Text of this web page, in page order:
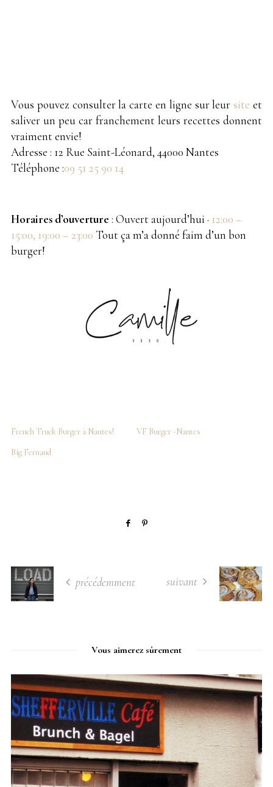
Vous pouvez consulter la carte en ligne sur leursite et
saliver un peu car franchement leurs recettes donnent
vraiment envie!
Adresse : 12 Rue Saint-Léonard, 44000 Nantes
Téléphone :09 51 25 90 14
Horaires d’ouverture : Ouvert aujourd’hui · 12:00 –
15:00, 19:00 – 23:00 Tout ça m’a donné faim d’un bon
burger!
French Truck Burger à Nantes!
VF Burger -Nantes
Big Fernand
précédemment suivant
Vous aimerez sûrement